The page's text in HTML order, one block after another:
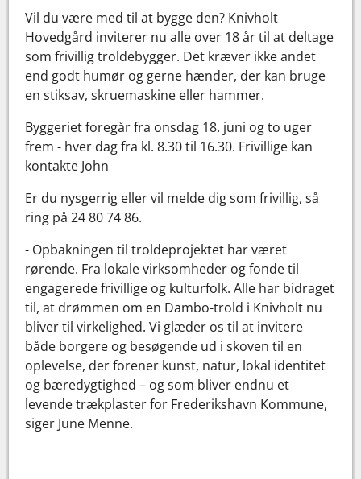
Vil du være med til at bygge den? Knivholt
Hovedgård inviterer nu alle over 18 år til at deltage
som frivillig troldebygger. Det kræver ikke andet
end godt humør og gerne hænder, der kan bruge
en stiksav, skruemaskine eller hammer.
Byggeriet foregår fra onsdag 18. juni og to uger
frem - hver dag fra kl. 8.30 til 16.30. Frivillige kan
kontakte John
Er du nysgerrig eller vil melde dig som frivillig, så
ring på 24 80 74 86.
- Opbakningen til troldeprojektet har været
rørende. Fra lokale virksomheder og fonde til
engagerede frivillige og kulturfolk. Alle har bidraget
til, at drømmen om en Dambo-trold i Knivholt nu
bliver til virkelighed. Vi glæder os til at invitere
både borgere og besøgende ud i skoven til en
oplevelse, der forener kunst, natur, lokal identitet
og bæredygtighed – og som bliver endnu et
levende trækplaster for Frederikshavn Kommune,
siger June Menne.